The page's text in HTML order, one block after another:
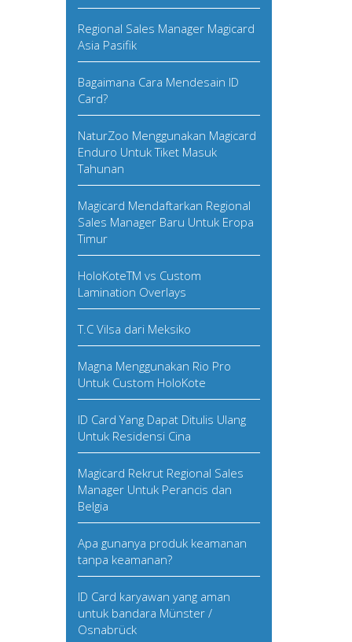
Regional Sales Manager Magicard
Asia Pasifik
Bagaimana Cara Mendesain ID
Card?
NaturZoo Menggunakan Magicard
Enduro Untuk Tiket Masuk
Tahunan
Magicard Mendaftarkan Regional
Sales Manager Baru Untuk Eropa
Timur
HoloKoteTM vs Custom
Lamination Overlays
T.C Vilsa dari Meksiko
Magna Menggunakan Rio Pro
Untuk Custom HoloKote
ID Card Yang Dapat Ditulis Ulang
Untuk Residensi Cina
Magicard Rekrut Regional Sales
Manager Untuk Perancis dan
Belgia
Apa gunanya produk keamanan
tanpa keamanan?
ID Card karyawan yang aman
untuk bandara Münster /
Osnabrück